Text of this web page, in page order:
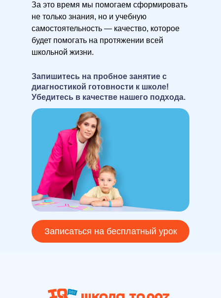
За это время мы помогаем сформировать
не только знания, но и учебную
самостоятельность — качество, которое
будет помогать на протяжении всей
школьной жизни.
Запишитесь на пробное занятие с
диагностикой готовности к школе!
Убедитесь в качестве нашего подхода.
Записаться на бесплатный урок